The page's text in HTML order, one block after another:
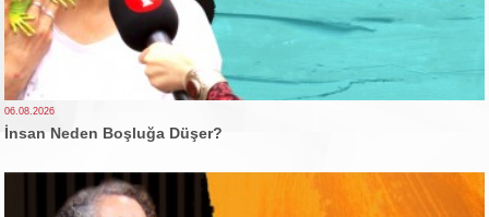
06.08.2026
İnsan Neden Boşluğa Düşer?